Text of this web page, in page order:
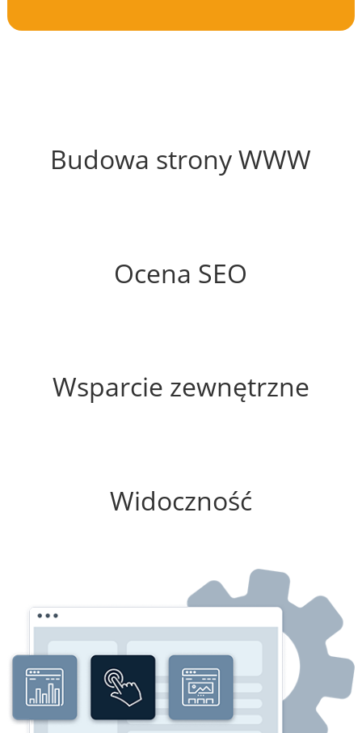
Budowa strony WWW
Ocena SEO
Wsparcie zewnętrzne
Widoczność